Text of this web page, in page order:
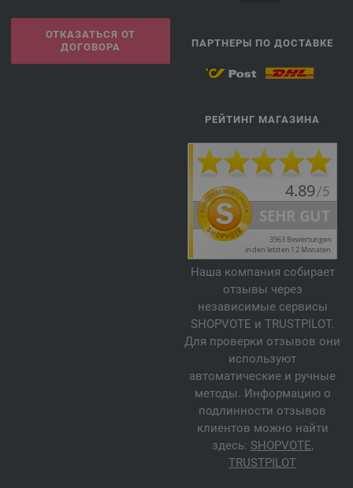
ОТКАЗАТЬСЯ ОТ
ДОГОВОРА
ПАРТНЕРЫ ПО ДОСТАВКЕ
РЕЙТИНГ МАГАЗИНА
Наша компания собирает
отзывы через
независимые сервисы
SHOPVOTE и TRUSTPILOT.
Для проверки отзывов они
используют
автоматические и ручные
методы. Информацию о
подлинности отзывов
клиентов можно найти
здесь: SHOPVOTE,
TRUSTPILOT